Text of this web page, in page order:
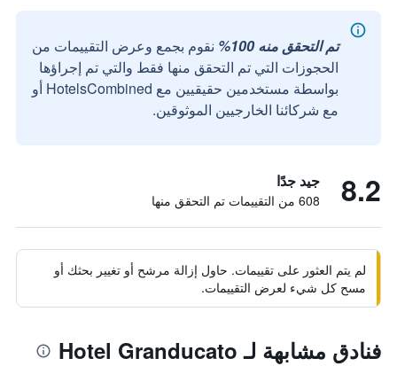
تم التحقق منه 100%
نقوم بجمع وعرض التقييمات من
الحجوزات التي تم التحقق منها فقط والتي تم إجراؤها
بواسطة مستخدمين حقيقيين مع HotelsCombined أو
مع شركائنا الخارجيين الموثوقين.
8.2 جيد جدًا
608 من التقييمات تم التحقق منها
لم يتم العثور على تقييمات. حاول إزالة مرشح أو تغيير بحثك أو
مسح كل شيء لعرض التقييمات.
فنادق مشابهة لـ Hotel Granducato